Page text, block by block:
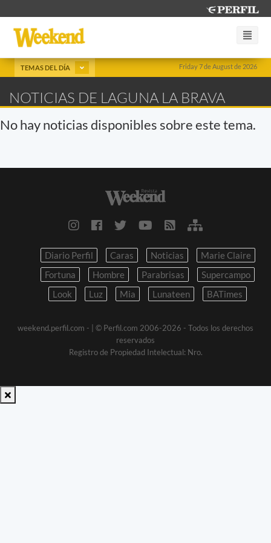
Friday 7 de August de 2026
TEMAS DEL DÍA
NOTICIAS DE LAGUNA LA BRAVA
No hay noticias disponibles sobre este tema.
Diario Perfil Caras Noticias
Marie Claire
Fortuna
Hombre Parabrisas
Supercampo
Look
Luz Mia Lunateen BATimes
weekend.perfil.com -
| © Perfil.com 2006-2026 - Todos los derechos
reservados
Registro de Propiedad Intelectual: Nro.